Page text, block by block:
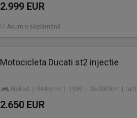
2.999 EUR
Acum o săptămână
Motocicleta Ducati st2 injectie
Naked | 944 cmc | 1999 | 36.000 km | lanț
2.650 EUR